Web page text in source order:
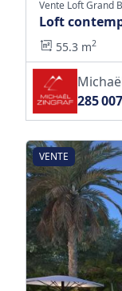
Vente Loft Grand
Loft
55.3 m2
285
VENTE